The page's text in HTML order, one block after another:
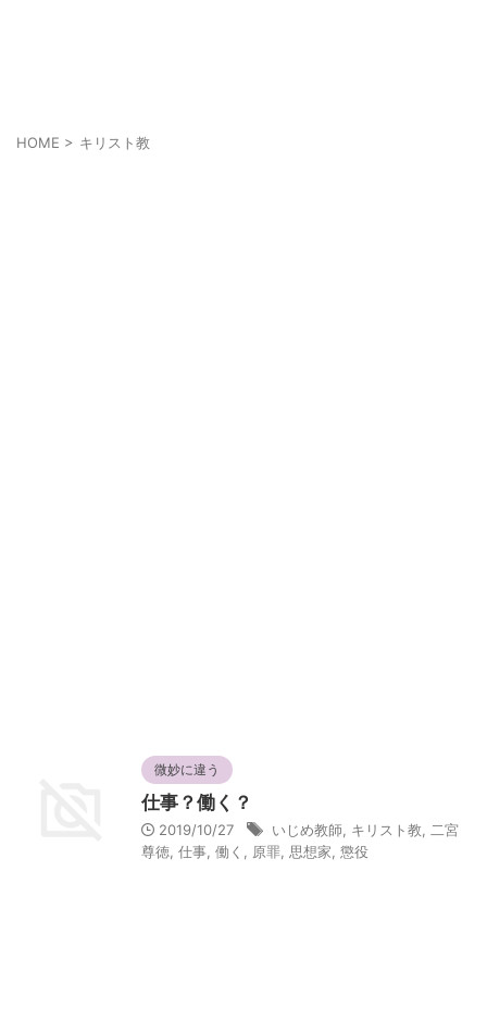
HOME > キリスト教
微妙に違う
仕事？働く？
2019/10/27 いじめ教師 キリスト教
二宮
尊徳 仕事 働く 原罪 思想家 懲役